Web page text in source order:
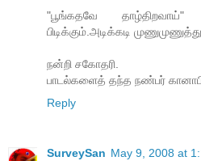
"பூங்கதவே
பிடிக்கும்.அடிக்கடி
நன்றி சகோதரி.
பாடல்களைத் தந்த நண்பர்
Reply
SurveySan May 9, 2008 at